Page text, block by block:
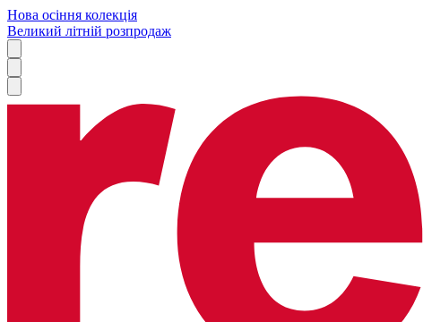
Нова осіння колекція
Великий літній розпродаж